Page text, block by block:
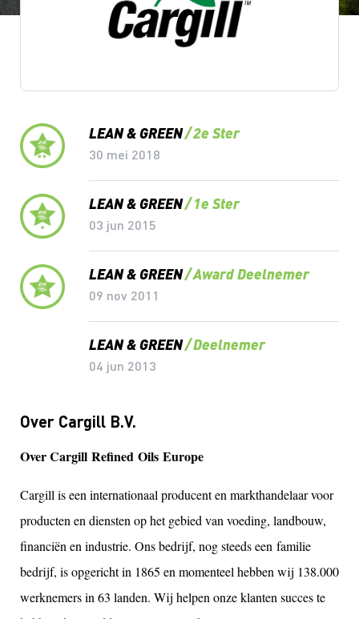
Lean & Green Milestones
LEAN & GREEN 2e Ster
30 mei 2018
LEAN & GREEN 1e Ster
03 jun 2015
LEAN & GREEN Award Deelnemer
09 nov 2011
LEAN & GREEN Deelnemer
04 jun 2013
Over Cargill B.V.
Over Cargill Refined Oils Europe
Cargill is een internationaal producent en markthandelaar voor
producten en diensten op het gebied van voeding, landbouw,
financiën en industrie. Ons bedrijf, nog steeds een familie
bedrijf, is opgericht in 1865 en momenteel hebben wij 138.000
werknemers in 63 landen. Wij helpen onze klanten succes te